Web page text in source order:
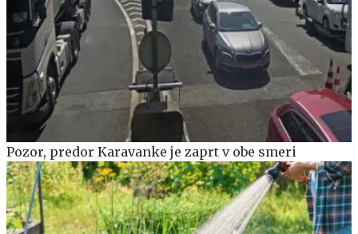
Pozor, predor Karavanke je zaprt v obe smeri